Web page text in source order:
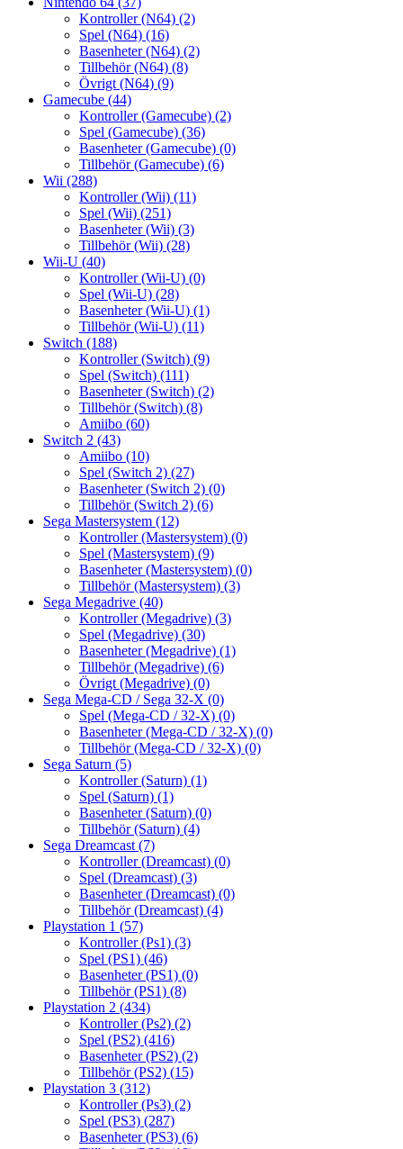
Kontroller (N64) (2)
Spel (N64) (16)
Basenheter (N64) (2)
Tillbehör (N64) (8)
Övrigt (N64) (9)
Gamecube (44)
Kontroller (Gamecube) (2)
Spel (Gamecube) (36)
Basenheter (Gamecube) (0)
Tillbehör (Gamecube) (6)
Wii (288)
Kontroller (Wii) (11)
Spel (Wii) (251)
Basenheter (Wii) (3)
Tillbehör (Wii) (28)
Wii-U (40)
Kontroller (Wii-U) (0)
Spel (Wii-U) (28)
Basenheter (Wii-U) (1)
Tillbehör (Wii-U) (11)
Switch (188)
Kontroller (Switch) (9)
Spel (Switch) (111)
Basenheter (Switch) (2)
Tillbehör (Switch) (8)
Amiibo (60)
Switch 2 (43)
Amiibo (10)
Spel (Switch 2) (27)
Basenheter (Switch 2) (0)
Tillbehör (Switch 2) (6)
Sega Mastersystem (12)
Kontroller (Mastersystem) (0)
Spel (Mastersystem) (9)
Basenheter (Mastersystem) (0)
Tillbehör (Mastersystem) (3)
Sega Megadrive (40)
Kontroller (Megadrive) (3)
Spel (Megadrive) (30)
Basenheter (Megadrive) (1)
Tillbehör (Megadrive) (6)
Övrigt (Megadrive) (0)
Sega Mega-CD / Sega 32-X (0)
Spel (Mega-CD / 32-X) (0)
Basenheter (Mega-CD / 32-X) (0)
Tillbehör (Mega-CD / 32-X) (0)
Sega Saturn (5)
Kontroller (Saturn) (1)
Spel (Saturn) (1)
Basenheter (Saturn) (0)
Tillbehör (Saturn) (4)
Sega Dreamcast (7)
Kontroller (Dreamcast) (0)
Spel (Dreamcast) (3)
Basenheter (Dreamcast) (0)
Tillbehör (Dreamcast) (4)
Playstation 1 (57)
Kontroller (Ps1) (3)
Spel (PS1) (46)
Basenheter (PS1) (0)
Tillbehör (PS1) (8)
Playstation 2 (434)
Kontroller (Ps2) (2)
Spel (PS2) (416)
Basenheter (PS2) (2)
Tillbehör (PS2) (15)
Playstation 3 (312)
Kontroller (Ps3) (2)
Spel (PS3) (287)
Basenheter (PS3) (6)